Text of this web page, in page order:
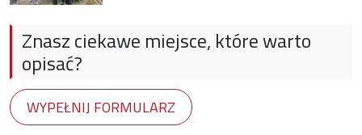
Znasz ciekawe miejsce, które warto
opisać?
WYPEŁNIJ FORMULARZ